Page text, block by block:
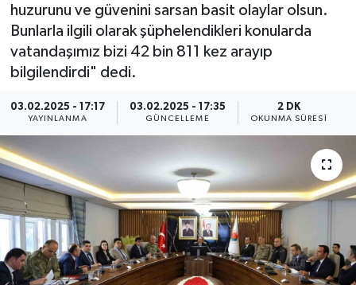
huzurunu ve güvenini sarsan basit olaylar olsun.
Bunlarla ilgili olarak şüphelendikleri konularda
vatandaşımız bizi 42 bin 811 kez arayıp
bilgilendirdi" dedi.
03.02.2025 - 17:17
YAYINLANMA
03.02.2025 - 17:35
GÜNCELLEME
2 DK
OKUNMA SÜRESI
ÖZEL HABER
RÖPORTAJLAR
SİYASET
GÜNCEL
SPOR
YAŞAM